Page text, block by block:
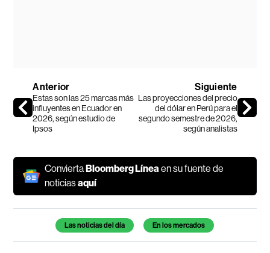
Anterior
Estas son las 25 marcas más
influyentes en Ecuador en
2026, según estudio de
Ipsos
Siguiente
Las proyecciones del precio
del dólar en Perú para el
segundo semestre de 2026,
según analistas
ConviertaBloomberg Líneaen su fuente de
noticiasaquí
Temas de este artículo
Las noticias del día En los mercados